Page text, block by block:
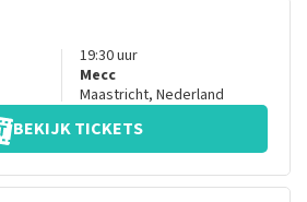
19:30uur
Mecc
Maastricht, Nederland
BEKIJK TICKETS